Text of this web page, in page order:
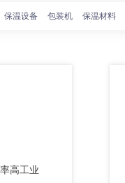
保温设备 包装机 保温材料